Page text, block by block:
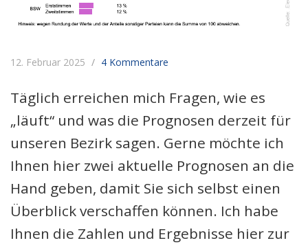
12. Februar 2025 4 Kommentare
Täglich erreichen mich Fragen, wie es
„läuft“ und was die Prognosen derzeit für
unseren Bezirk sagen. Gerne möchte ich
Ihnen hier zwei aktuelle Prognosen an die
Hand geben, damit Sie sich selbst einen
Überblick verschaffen können. Ich habe
Ihnen die Zahlen und Ergebnisse hier zur